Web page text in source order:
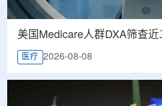
美国Medicare人群DXA筛查
医疗 2026-08-08